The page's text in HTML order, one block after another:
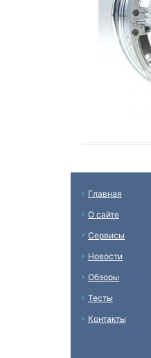
Главная
О сайте
Сервисы
Новости
Обзоры
Тесты
Контакты